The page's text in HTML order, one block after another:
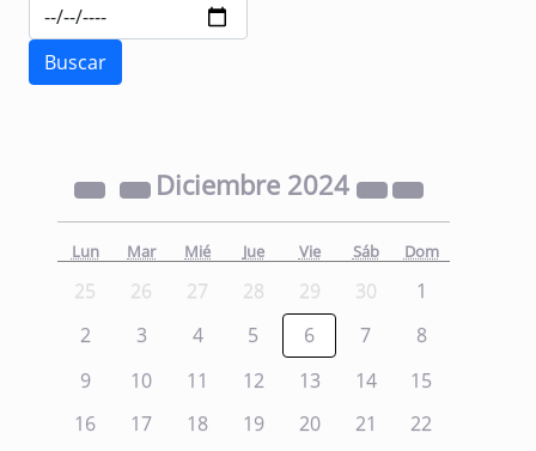
Diciembre 2024
Lun Mar Mié Jue Vie Sáb Dom
25 26 27 28 29 30
1
2
3 4 5 6 7
8
9
10 11 12 13 14
15
16
17 18 19 20 21
22